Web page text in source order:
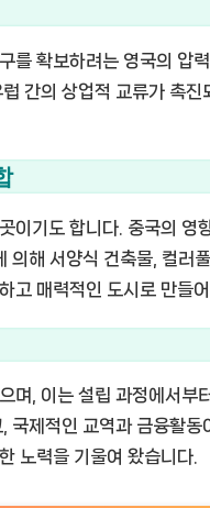
를 확보하려는 영국의 압
간의 상업적 교류가 촉
이기도 합니다. 중국의 영
의해 서양식 건축물, 컬러
고 매력적인 도시로 만들
며, 이는 설립 과정에서부
국제적인 교역과 금융활
노력을 기울여 왔습니다.